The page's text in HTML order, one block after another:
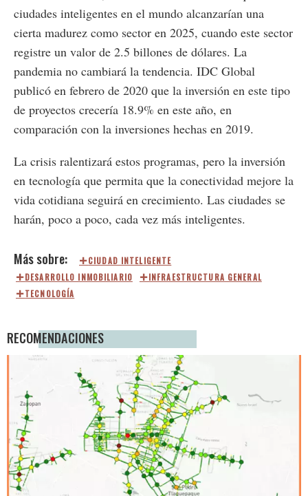
ciudades inteligentes en el mundo alcanzarían una
cierta madurez como sector en 2025, cuando este sector
registre un valor de 2.5 billones de dólares. La
pandemia no cambiará la tendencia. IDC Global
publicó en febrero de 2020 que la inversión en este tipo
de proyectos crecería 18.9% en este año, en
comparación con la inversiones hechas en 2019.
La crisis ralentizará estos programas, pero la inversión
en tecnología que permita que la conectividad mejore la
vida cotidiana seguirá en crecimiento. Las ciudades se
harán, poco a poco, cada vez más inteligentes.
CIUDAD INTELIGENTE
DESARROLLO INMOBILIARIO
INFRAESTRUCTURA GENERAL
TECNOLOGÍA
RECOMENDACIONES